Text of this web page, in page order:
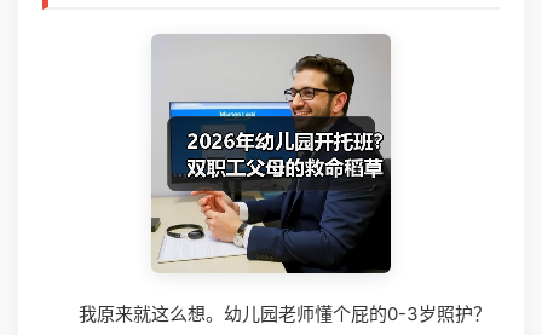
我原来就这么想。幼儿园老师懂个屁的0-3岁照护？